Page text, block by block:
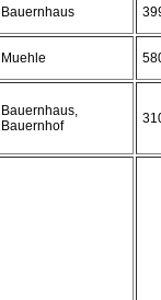
Bauernhaus
Muehle
Bauernhaus,
Bauernhof